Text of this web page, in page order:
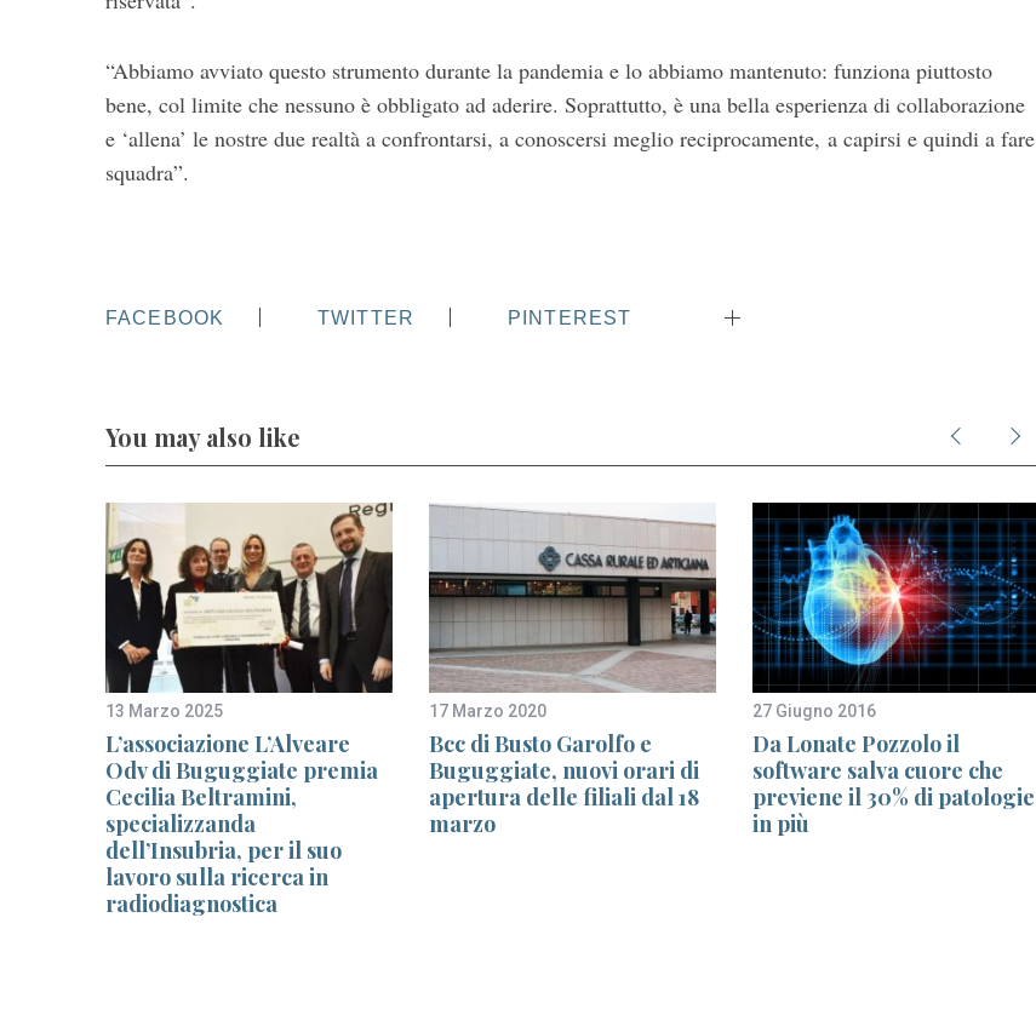
“Abbiamo avviato questo strumento durante la pandemia e lo abbiamo mantenuto: funziona piuttosto
bene, col limite che nessuno è obbligato ad aderire. Soprattutto, è una bella esperienza di collaborazione
e ‘allena’ le nostre due realtà a confrontarsi, a conoscersi meglio reciprocamente, a capirsi e quindi a fare
squadra”.
FACEBOOK TWITTER PINTEREST
You may also like
13 Marzo 2025
L’associazione L’Alveare
Odv di Buguggiate premia
Cecilia Beltramini,
specializzanda
dell’Insubria, per il suo
lavoro sulla ricerca in
radiodiagnostica
17 Marzo 2020
Bcc di Busto Garolfo e
Buguggiate, nuovi orari di
apertura delle filiali dal 18
marzo
27 Giugno 2016
Da Lonate Pozzolo il
software salva cuore che
previene il 30% di patologie
in più